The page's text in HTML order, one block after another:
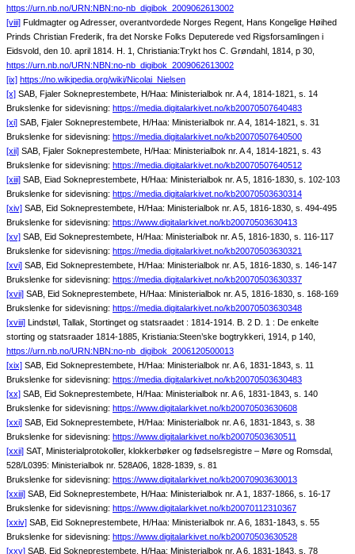
https://urn.nb.no/URN:NBN:no-nb_digibok_2009062613002
[viii] Fuldmagter og Adresser, overantvordede Norges Regent, Hans Kongelige Høihed
Prinds Christian Frederik, fra det Norske Folks Deputerede ved Rigsforsamlingen i
Eidsvold, den 10. april 1814. H. 1, Christiania:Trykt hos C. Grøndahl, 1814, p 30,
https://urn.nb.no/URN:NBN:no-nb_digibok_2009062613002
[ix] https://no.wikipedia.org/wiki/Nicolai_Nielsen
[x] SAB, Fjaler Sokneprestembete, H/Haa: Ministerialbok nr. A 4, 1814-1821, s. 14
Brukslenke for sidevisning: https://media.digitalarkivet.no/kb20070507640483
[xi] SAB, Fjaler Sokneprestembete, H/Haa: Ministerialbok nr. A 4, 1814-1821, s. 31
Brukslenke for sidevisning: https://media.digitalarkivet.no/kb20070507640500
[xii] SAB, Fjaler Sokneprestembete, H/Haa: Ministerialbok nr. A 4, 1814-1821, s. 43
Brukslenke for sidevisning: https://media.digitalarkivet.no/kb20070507640512
[xiii] SAB, Eiad Sokneprestembete, H/Haa: Ministerialbok nr. A 5, 1816-1830, s. 102-103
Brukslenke for sidevisning: https://media.digitalarkivet.no/kb20070503630314
[xiv] SAB, Eid Sokneprestembete, H/Haa: Ministerialbok nr. A 5, 1816-1830, s. 494-495
Brukslenke for sidevisning: https://www.digitalarkivet.no/kb20070503630413
[xv] SAB, Eid Sokneprestembete, H/Haa: Ministerialbok nr. A 5, 1816-1830, s. 116-117
Brukslenke for sidevisning: https://media.digitalarkivet.no/kb20070503630321
[xvi] SAB, Eid Sokneprestembete, H/Haa: Ministerialbok nr. A 5, 1816-1830, s. 146-147
Brukslenke for sidevisning: https://media.digitalarkivet.no/kb20070503630337
[xvii] SAB, Eid Sokneprestembete, H/Haa: Ministerialbok nr. A 5, 1816-1830, s. 168-169
Brukslenke for sidevisning: https://media.digitalarkivet.no/kb20070503630348
[xviii] Lindstøl, Tallak, Stortinget og statsraadet : 1814-1914. B. 2 D. 1 : De enkelte
storting og statsraader 1814-1885, Kristiania:Steen’ske bogtrykkeri, 1914, p 140,
https://urn.nb.no/URN:NBN:no-nb_digibok_2006120500013
[xix] SAB, Eid Sokneprestembete, H/Haa: Ministerialbok nr. A 6, 1831-1843, s. 11
Brukslenke for sidevisning: https://media.digitalarkivet.no/kb20070503630483
[xx] SAB, Eid Sokneprestembete, H/Haa: Ministerialbok nr. A 6, 1831-1843, s. 140
Brukslenke for sidevisning: https://www.digitalarkivet.no/kb20070503630608
[xxi] SAB, Eid Sokneprestembete, H/Haa: Ministerialbok nr. A 6, 1831-1843, s. 38
Brukslenke for sidevisning: https://www.digitalarkivet.no/kb20070503630511
[xxii] SAT, Ministerialprotokoller, klokkerbøker og fødselsregistre – Møre og Romsdal,
528/L0395: Ministerialbok nr. 528A06, 1828-1839, s. 81
Brukslenke for sidevisning: https://www.digitalarkivet.no/kb20070903630013
[xxiii] SAB, Eid Sokneprestembete, H/Haa: Ministerialbok nr. A 1, 1837-1866, s. 16-17
Brukslenke for sidevisning: https://www.digitalarkivet.no/kb20070112310367
[xxiv] SAB, Eid Sokneprestembete, H/Haa: Ministerialbok nr. A 6, 1831-1843, s. 55
Brukslenke for sidevisning: https://www.digitalarkivet.no/kb20070503630528
[xxv] SAB, Eid Sokneprestembete, H/Haa: Ministerialbok nr. A 6, 1831-1843, s. 78